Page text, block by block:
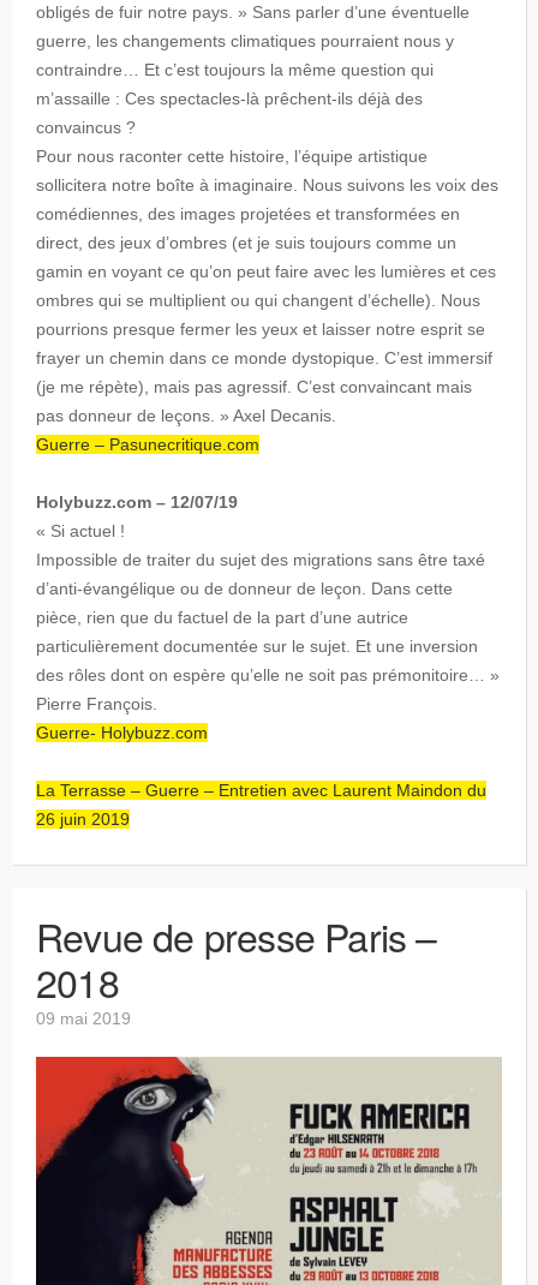
obligés de fuir notre pays. » Sans parler d’une éventuelle
guerre, les changements climatiques pourraient nous y
contraindre… Et c’est toujours la même question qui
m’assaille : Ces spectacles-là prêchent-ils déjà des
convaincus ?
Pour nous raconter cette histoire, l’équipe artistique
sollicitera notre boîte à imaginaire. Nous suivons les voix des
comédiennes, des images projetées et transformées en
direct, des jeux d’ombres (et je suis toujours comme un
gamin en voyant ce qu’on peut faire avec les lumières et ces
ombres qui se multiplient ou qui changent d’échelle). Nous
pourrions presque fermer les yeux et laisser notre esprit se
frayer un chemin dans ce monde dystopique. C’est immersif
(je me répète), mais pas agressif. C’est convaincant mais
pas donneur de leçons. » Axel Decanis.
Guerre – Pasunecritique.com
Holybuzz.com – 12/07/19
« Si actuel !
Impossible de traiter du sujet des migrations sans être taxé
d’anti-évangélique ou de donneur de leçon. Dans cette
pièce, rien que du factuel de la part d’une autrice
particulièrement documentée sur le sujet. Et une inversion
des rôles dont on espère qu’elle ne soit pas prémonitoire… »
Pierre François.
Guerre- Holybuzz.com
La Terrasse – Guerre – Entretien avec Laurent Maindon du
26 juin 2019
Revue de presse Paris –
2018
09 mai 2019